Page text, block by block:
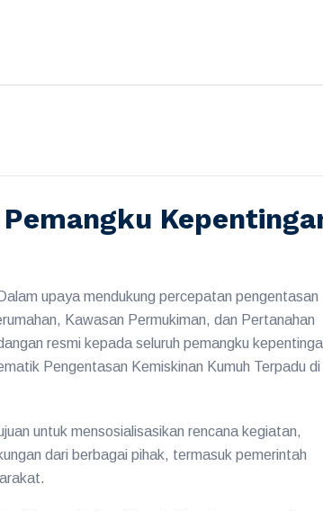
upaya mendukung percepatan pengentasan
Kawasan Permukiman, dan Pertanahan
resmi kepada seluruh pemangku
Pengentasan Kemiskinan Kumuh Terpadu di
untuk mensosialisasikan rencana kegiatan,
dari berbagai pihak, termasuk pemerintah